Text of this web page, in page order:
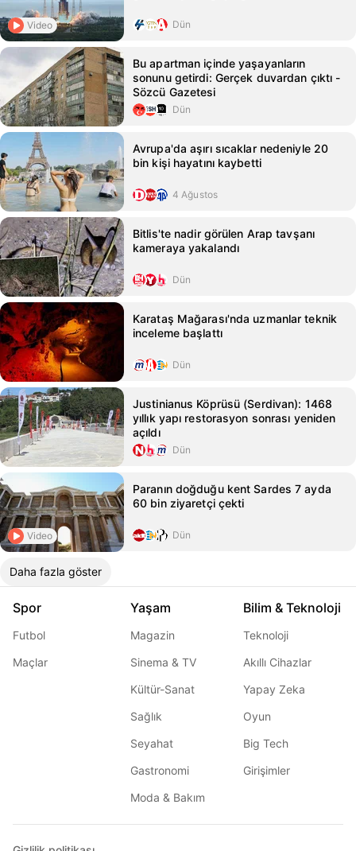
Video Dün
Bu apartman içinde yaşayanların
sonunu getirdi: Gerçek duvardan çıktı -
Sözcü Gazetesi
Dün
Avrupa'da aşırı sıcaklar nedeniyle 20
bin kişi hayatını kaybetti
4 Ağustos
Bitlis'te nadir görülen Arap tavşanı
kameraya yakalandı
Dün
Karataş Mağarası'nda uzmanlar teknik
inceleme başlattı
Dün
Justinianus Köprüsü (Serdivan): 1468
yıllık yapı restorasyon sonrası yeniden
açıldı
Dün
Video
Paranın doğduğu kent Sardes 7 ayda
60 bin ziyaretçi çekti
Dün
Daha fazla göster
Spor
Futbol
Maçlar
Yaşam
Magazin
Sinema & TV
Kültür-Sanat
Sağlık
Seyahat
Gastronomi
Moda & Bakım
Bilim & Teknoloji
Teknoloji
Akıllı Cihazlar
Yapay Zeka
Oyun
Big Tech
Girişimler